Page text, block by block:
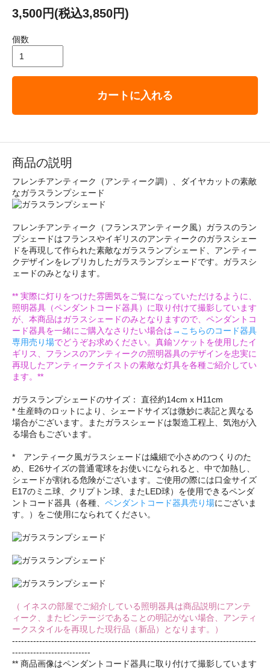
3,500円(税込3,850円)
個数
カートに入れる
商品の説明
フレンチアンティーク（アンティーク調）、ダイヤカットの素敵
なガラスランプシェード
フレンチアンティーク（フランスアンティーク風）ガラスのラン
プシェードはフランスやイギリスのアンティークのガラスシェー
ドを再現して作られた素敵なガラスランプシェード、アンティー
クデザインをレプリカしたガラスランプシェードです。ガラスシ
ェードのみとなります。
** 実際に灯りをつけた雰囲気をご覧になっていただけるように、
照明器具（ペンダントコード器具）に取り付けて撮影しています
が、本商品はガラスシェードのみとなりますので、ペンダントコ
ード器具を一緒にご購入なさりたい場合は→こちらのコード器具
専用売り場でどうぞお求めください。真鍮ソケットを使用したイ
ギリス、フランスのアンティークの照明器具のデザインを忠実に
再現したアンティークテイストの素敵な灯具を各種ご紹介してい
ます。**
ガラスランプシェードのサイズ： 直径約14cm x H11cm
* 生産時のロットにより、シェードサイズは微妙に表記と異なる
場合がございます。またガラスシェードは製造工程上、気泡が入
る場合もございます。
* アンティーク風ガラスシェードは繊細で小さめのつくりのた
め、E26サイズの普通電球をお使いになられると、中で加熱し、
シェードが割れる危険がございます。ご使用の際には口金サイズ
E17のミニ球、クリプトン球、またLED球）を使用できるペンダ
ントコード器具（各種、 ペンダントコード器具売り場にございま
す。）をご使用になられてください。
（ イネスの部屋でご紹介している照明器具は商品説明にアンテ
ィーク、またビンテージであることの明記がない場合、アンティ
ークスタイルを再現した現行品（新品）となります。）
---------------------------------------------------------------------------------
--------------------------
** 商品画像はペンダントコード器具に取り付けて撮影しています